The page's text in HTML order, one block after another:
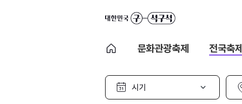
문화관광축제 전국축제
시
선
지
선